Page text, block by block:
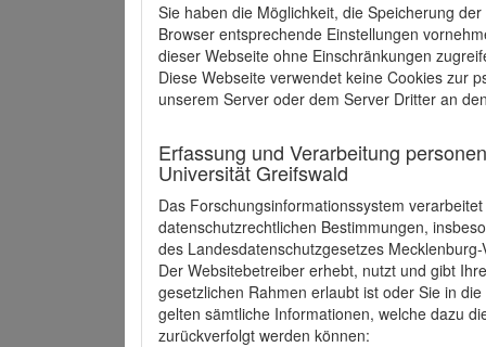
Sie haben die Möglichkeit, die Speicherung
Browser entsprechende Einstellungen
dieser Webseite ohne Einschränkungen
Diese Webseite verwendet keine Cookies zur
unserem Server oder dem Server Dritter an
Erfassung und Verarbeitung
Universität Greifswald
Das Forschungsinformationssystem
datenschutzrechtlichen Bestimmungen,
des Landesdatenschutzgesetzes
Der Websitebetreiber erhebt, nutzt und gibt
gesetzlichen Rahmen erlaubt ist oder Sie in
gelten sämtliche Informationen, welche dazu
zurückverfolgt werden können: